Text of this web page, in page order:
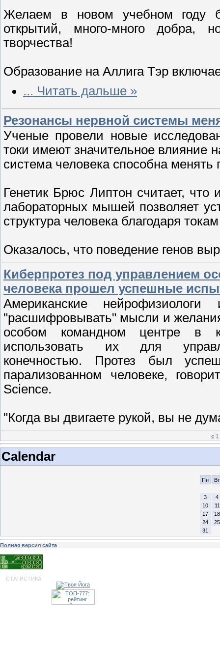
Желаем в новом учебном году
открытий, много-много
творчества!
Образование на Аллига Тэр
... Читать дальше »
Резонансы нервной системы
Ученые провели новые
токи имеют значительное влияние
система человека способна менять
Генетик Брюс Липтон считает,
лабораторных мышей позволяет
структура человека благодаря
Оказалось, что поведение генов
Киберпротез под управлением
человека прошел успешные
Американские
"расшифровывать" мысли и
особом командном центре в
использовать их для
конечностью. Протез был
парализованном человеке,
Science.
"Когда вы двигаете рукой, вы не
« 1
Calendar
Пн
Вт
3
4
10
11
17
18
24
25
31
Полная версия сайта
СТАТИСТИКА: